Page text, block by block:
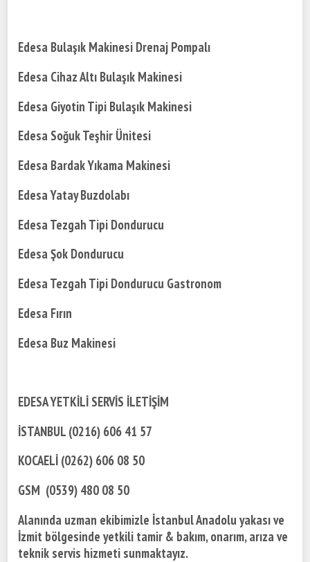
Edesa Bulaşık Makinesi Drenaj Pompalı
Edesa Cihaz Altı Bulaşık Makinesi
Edesa Giyotin Tipi Bulaşık Makinesi
Edesa Soğuk Teşhir Ünitesi
Edesa Bardak Yıkama Makinesi
Edesa Yatay Buzdolabı
Edesa Tezgah Tipi Dondurucu
Edesa Şok Dondurucu
Edesa Tezgah Tipi Dondurucu Gastronom
Edesa Fırın
Edesa Buz Makinesi
EDESA YETKİLİ SERVİS İLETİŞİM
İSTANBUL (0216) 606 41 57
KOCAELİ (0262) 606 08 50
GSM (0539) 480 08 50
Alanında uzman ekibimizle İstanbul Anadolu yakası ve
İzmit bölgesinde yetkili tamir & bakım, onarım, arıza ve
teknik servis hizmeti sunmaktayız.